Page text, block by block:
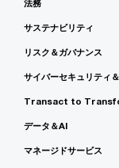
法務
サステナビリティ
リスク＆ガバナンス
サイバーセキュリティ
Transact to
データ＆AI
マネージドサービス